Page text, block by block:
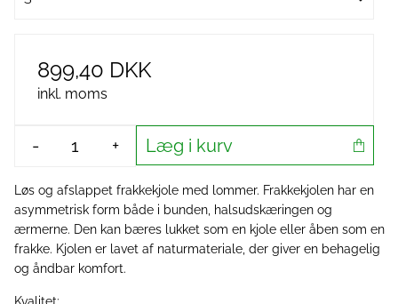
899,40 DKK
inkl. moms
- + Læg i kurv
Løs og afslappet frakkekjole med lommer. Frakkekjolen har en
asymmetrisk form både i bunden, halsudskæringen og
ærmerne. Den kan bæres lukket som en kjole eller åben som en
frakke. Kjolen er lavet af naturmateriale, der giver en behagelig
og åndbar komfort.